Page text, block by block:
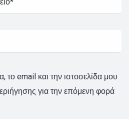
το email και την ιστοσελίδα μου
για την επόμενη φορά